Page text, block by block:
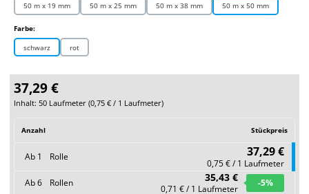
50 m x 19 mm 50 m x 25 mm 50 m x 38 mm 50 m x 50 mm
Farbe:auswählen
schwarz rot
37,29 €
Inhalt: 50 Laufmeter (0,75 € / 1 Laufmeter)
Anzahl Stückpreis
Ab 1 Rolle 37,29 €
0,75 € / 1 Laufmeter
Ab6 Rollen 35,43 €
0,71 € / 1 Laufmeter
-5%